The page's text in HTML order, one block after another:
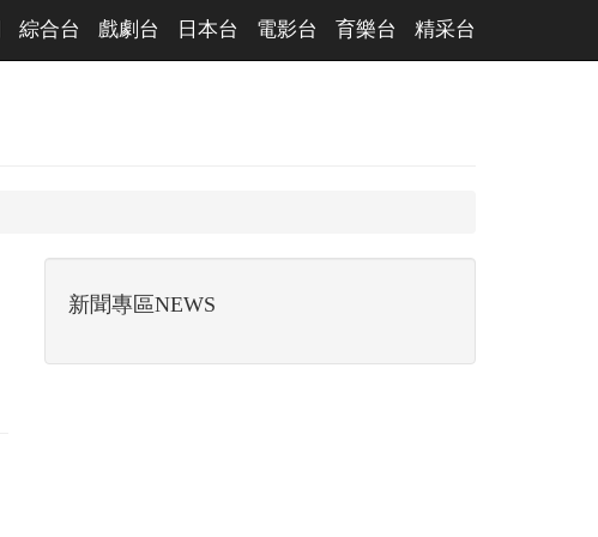
綜合台 戲劇台 日本台 電影台 育樂台 精采台
新聞專區NEWS